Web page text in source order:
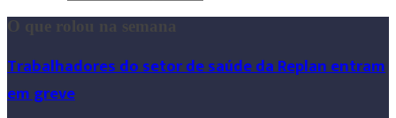
O que rolou na semana
Trabalhadores do setor de saúde da Replan entram
em greve